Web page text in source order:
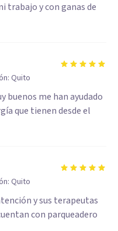
trabajo y con ganas de
Quito
buenos me han ayudado
que tienen desde el
Quito
y sus terapeutas
con parqueadero